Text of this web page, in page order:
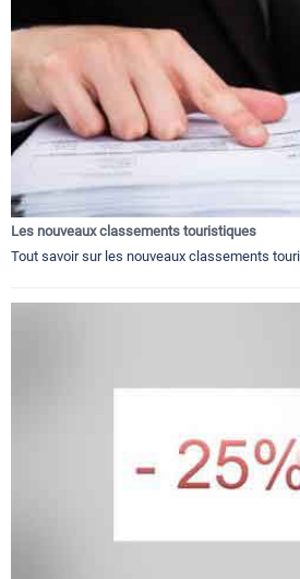
Les nouveaux classements touristiques
Tout savoir sur les nouveaux classements